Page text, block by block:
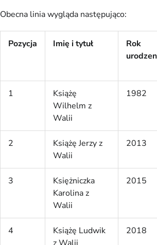
Obecna linia wygląda następująco:
Pozycja Imię i tytuł
Rok
1
Książę
Wilhelm z
Walii
1982
2
Książę Jerzy z
Walii
2013
3
Księżniczka
Karolina z
Walii
2015
4
Książę Ludwik
2018